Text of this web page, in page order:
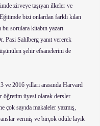
zirveye taşıyan ilkeler ve
bizi onlardan farklı kılan
sorulara kitabın yazarı
Pasi Sahlberg yanıt vererek
şehir efsanelerini de
ve 2016 yılları arasında Harvard
öğretim üyesi olarak dersler
çok sayıda makaleler yazmış,
vermiş ve birçok ödüle layık